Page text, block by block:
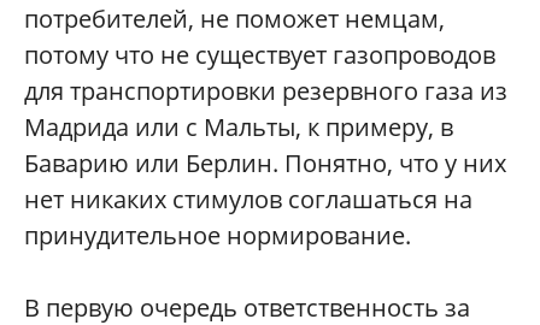
потребителей, не поможет немцам,
потому что не существует газопроводов
для транспортировки резервного газа из
Мадрида или с Мальты, к примеру, в
Баварию или Берлин. Понятно, что у них
нет никаких стимулов соглашаться на
принудительное нормирование.
В первую очередь ответственность за